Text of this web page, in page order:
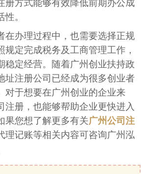
册方式能够有效降低前期办公成
。
在办理过程中，也需要选择正规
规定完成税务及工商管理工作，
稳定经营。随着广州创业扶持政
址注册公司已经成为很多创业者
对于想要在广州创业的企业来
注册，也能够帮助企业更快进入
果您想了解更多有关广州公司注
理记账等相关内容可咨询广州泓